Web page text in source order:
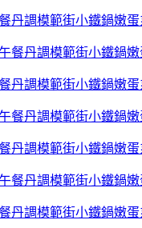
丹調模範街小鐵鍋嫩
丹調模範街小鐵鍋嫩
丹調模範街小鐵鍋嫩
丹調模範街小鐵鍋嫩